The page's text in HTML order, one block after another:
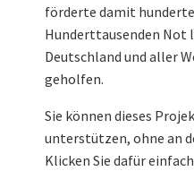
förderte damit
Hunderttausenden Not
Deutschland und aller
geholfen.
Sie können dieses
unterstützen, ohne an
Klicken Sie dafür